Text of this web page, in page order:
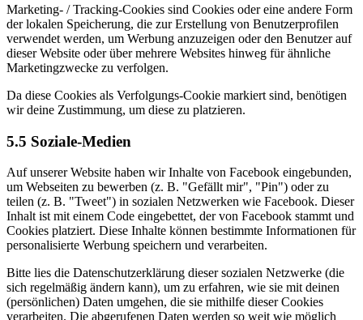
Marketing- / Tracking-Cookies sind Cookies oder eine andere Form
der lokalen Speicherung, die zur Erstellung von Benutzerprofilen
verwendet werden, um Werbung anzuzeigen oder den Benutzer auf
dieser Website oder über mehrere Websites hinweg für ähnliche
Marketingzwecke zu verfolgen.
Da diese Cookies als Verfolgungs-Cookie markiert sind, benötigen
wir deine Zustimmung, um diese zu platzieren.
5.5 Soziale-Medien
Auf unserer Website haben wir Inhalte von Facebook eingebunden,
um Webseiten zu bewerben (z. B. "Gefällt mir", "Pin") oder zu
teilen (z. B. "Tweet") in sozialen Netzwerken wie Facebook. Dieser
Inhalt ist mit einem Code eingebettet, der von Facebook stammt und
Cookies platziert. Diese Inhalte können bestimmte Informationen für
personalisierte Werbung speichern und verarbeiten.
Bitte lies die Datenschutzerklärung dieser sozialen Netzwerke (die
sich regelmäßig ändern kann), um zu erfahren, wie sie mit deinen
(persönlichen) Daten umgehen, die sie mithilfe dieser Cookies
verarbeiten. Die abgerufenen Daten werden so weit wie möglich